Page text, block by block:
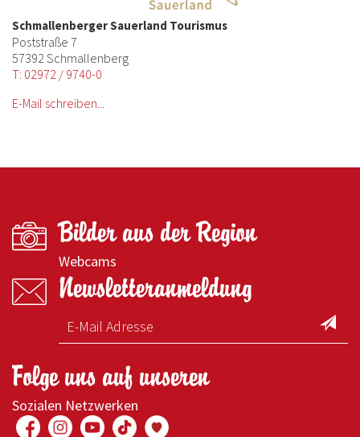
Schmallenberger Sauerland Tourismus
Poststraße 7
57392 Schmallenberg
T: 02972 / 9740-0
E-Mail schreiben...
Bilder aus der Region
Webcams
Newsletteranmeldung
Folge uns auf unseren
Sozialen Netzwerken